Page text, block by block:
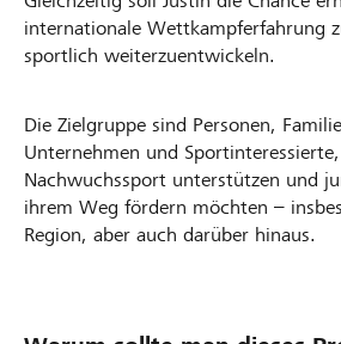
internationale Wettkampferfahrung
sportlich weiterzuentwickeln.
Die Zielgruppe sind Personen,
Unternehmen und
Nachwuchssport unterstützen und
ihrem Weg fördern möchten –
Region, aber auch darüber hinaus.